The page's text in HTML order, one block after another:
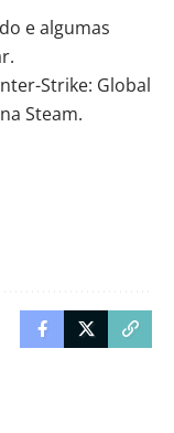
e algumas
Strike: Global
Steam.